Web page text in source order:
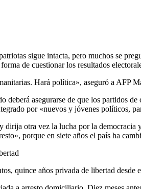
sigue intacta, pero muchos se
de cuestionar los resultados
Hará política», aseguró a
deberá asegurarse de que los partidos
por «nuevos y jóvenes políticos,
dirija otra vez la lucha por la
porque en siete años el país ha
quince años privada de libertad